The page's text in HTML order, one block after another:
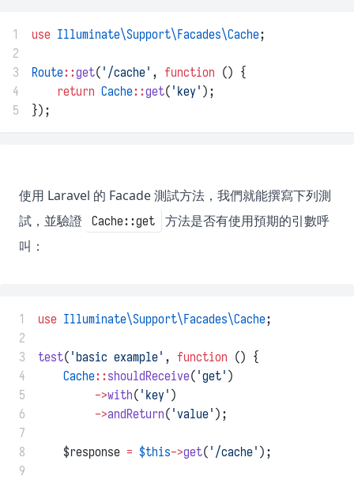
1 use Illuminate\Support\Facades\Cache;
2
3
Route::get( '/cache' , function () {
4
return Cache::get( 'key' );
5
});
使用 Laravel 的 Facade 測試方法，我們就能撰寫下列測
試，並驗證
Cache::get
方法是否有使用預期的引數呼
叫：
1 use Illuminate\Support\Facades\Cache;
2
3
test( 'basic example' , function () {
4
Cache::shouldReceive( 'get' )
5
->with( 'key' )
6
->andReturn( 'value' );
7
8
    $response
= $this->get( '/cache' );
9